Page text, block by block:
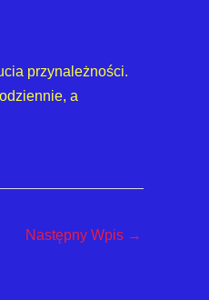
przynależności.
a
Następny Wpis →